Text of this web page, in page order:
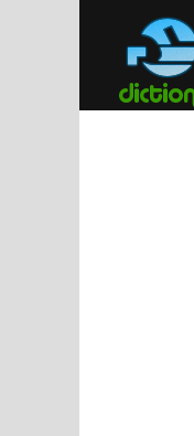
contenu